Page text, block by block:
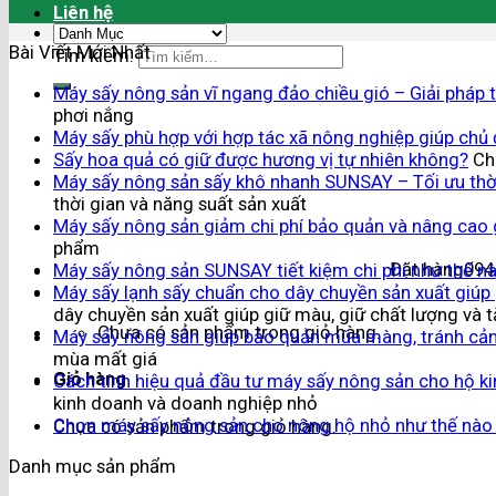
Tìm kiếm:
Đặt hàng
Chưa có sản phẩm trong giỏ hàng.
Giỏ hàng
Chưa có sản phẩm trong giỏ hàng.
Liên hệ
Bài Viết Mới Nhất
Máy sấy nông sản vĩ ngang đảo chiều gió – Giải pháp
phơi nắng
Máy sấy phù hợp với hợp tác xã nông nghiệp giúp chủ
Sấy hoa quả có giữ được hương vị tự nhiên không?
Máy sấy nông sản sấy khô nhanh SUNSAY – Tối ưu
thời gian và năng suất sản xuất
Máy sấy nông sản giảm chi phí bảo quản và nâng
phẩm
Máy sấy nông sản SUNSAY tiết kiệm chi phí như thế
Máy sấy lạnh sấy chuẩn cho dây chuyền sản xuất
dây chuyền sản xuất giúp giữ màu, giữ chất lượng và
Máy sấy nông sản giúp bảo quản mùa màng, tránh
mùa mất giá
Cách tính hiệu quả đầu tư máy sấy nông sản cho hộ
kinh doanh và doanh nghiệp nhỏ
Chọn máy sấy nông sản cho nông hộ nhỏ như thế
Danh mục sản phẩm